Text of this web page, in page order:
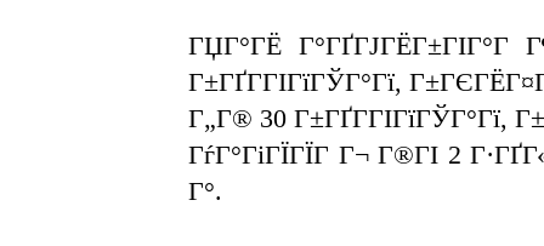
ГЏГ°ГЁ
Г±ГҐГ­ГІГїГЎГ°Гї,
Г„Г® 30 Г±ГҐГ­ГІГїГЎГ°Гї,
ГѓГ°ГіГЇГЇГ Г¬ Г®ГІ 2
Г°.